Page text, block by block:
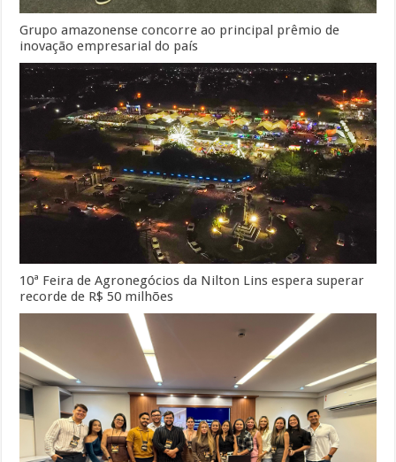
Grupo amazonense concorre ao principal prêmio de
inovação empresarial do país
10ª Feira de Agronegócios da Nilton Lins espera superar
recorde de R$ 50 milhões